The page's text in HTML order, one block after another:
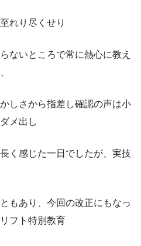
れり尽くせり
ないところで常に熱心に教え
しさから指差し確認の声は小
メ出し
く感じた一日でしたが、実技
もあり、今回の改正にもなっ
フト特別教育